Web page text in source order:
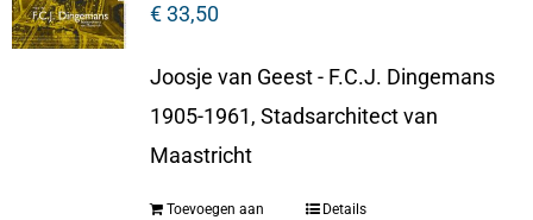
€33,50
Joosje van Geest - F.C.J. Dingemans
1905-1961, Stadsarchitect van
Maastricht
Toevoegen aan
Details